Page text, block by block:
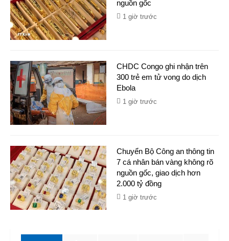
nguồn gốc
1 giờ trước
CHDC Congo ghi nhận trên
300 trẻ em tử vong do dịch
Ebola
1 giờ trước
Chuyển Bộ Công an thông tin
7 cá nhân bán vàng không rõ
nguồn gốc, giao dịch hơn
2.000 tỷ đồng
1 giờ trước